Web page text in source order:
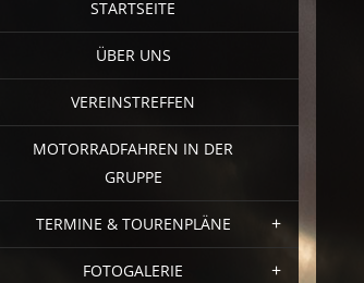
STARTSEITE
ÜBER UNS
VEREINSTREFFEN
MOTORRADFAHREN IN DER
GRUPPE
TERMINE & TOURENPLÄNE
FOTOGALERIE